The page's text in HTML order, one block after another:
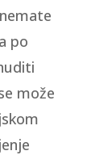
po
može